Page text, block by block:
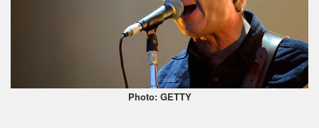
Photo: GETTY